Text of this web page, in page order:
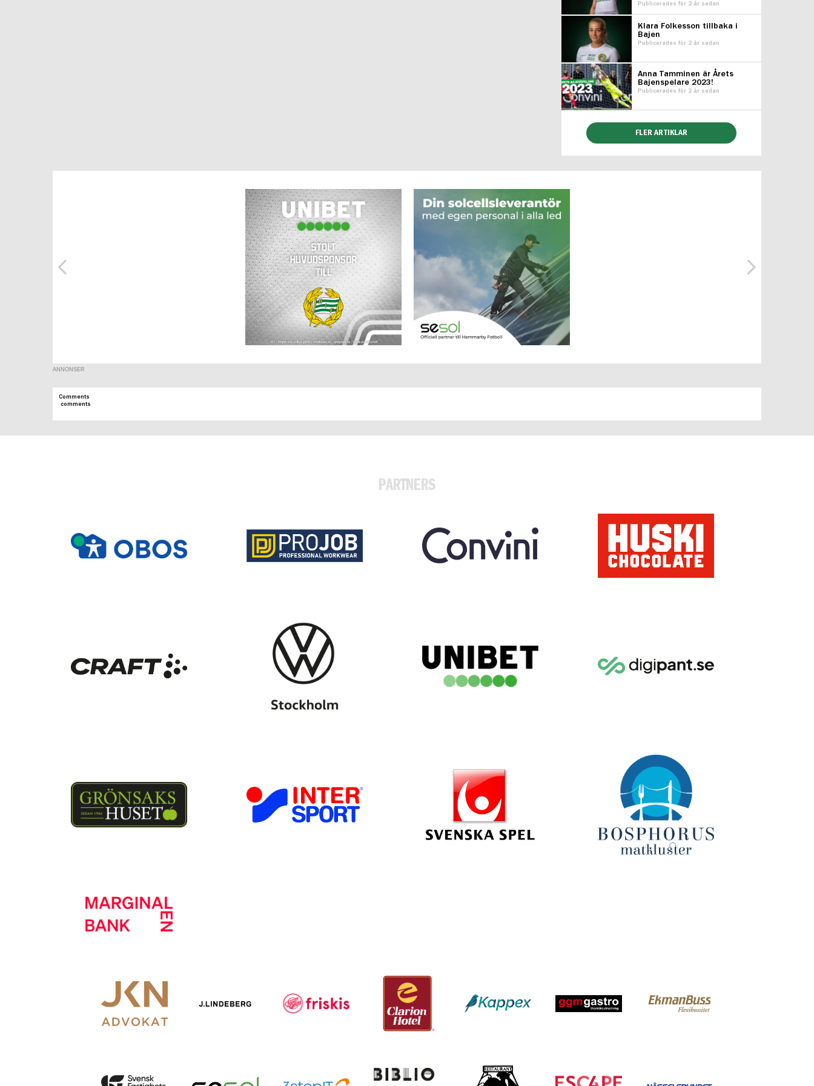
Publicerades för 2 år sedan
Klara Folkesson tillbaka i
Bajen
Publicerades för 2 år sedan
Anna Tamminen är Årets
Bajenspelare 2023!
Publicerades för 2 år sedan
FLER ARTIKLAR
ANNONSER
Comments
comments
PARTNERS